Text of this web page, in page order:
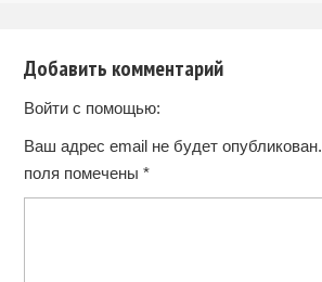
Добавить комментарий
Войти с помощью:
Ваш адрес email не будет опубликован.
поля помечены *